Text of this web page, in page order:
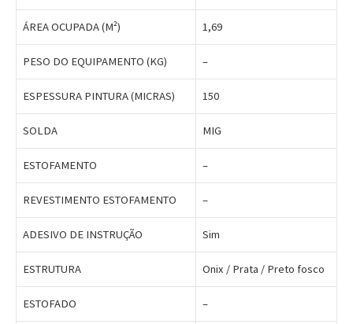
ÁREA OCUPADA (M²) 1,69
PESO DO EQUIPAMENTO (KG) –
ESPESSURA PINTURA (MICRAS) 150
SOLDA MIG
ESTOFAMENTO –
REVESTIMENTO ESTOFAMENTO –
ADESIVO DE INSTRUÇÃO Sim
ESTRUTURA Onix / Prata / Preto fosco
ESTOFADO –